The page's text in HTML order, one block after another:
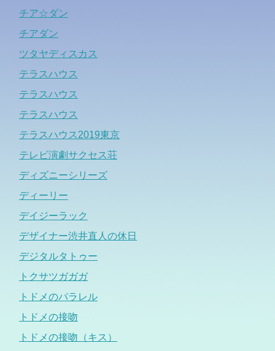
チア☆ダン
チアダン
ツタヤディスカス
テラスハウス
テラスハウス
テラスハウス
テラスハウス2019東京
テレビ演劇サクセス荘
ディズニーシリーズ
ディーリー
デイジーラック
デザイナー渋井直人の休日
デジタルタトゥー
トクサツガガガ
トドメのパラレル
トドメの接吻
トドメの接吻（キス）